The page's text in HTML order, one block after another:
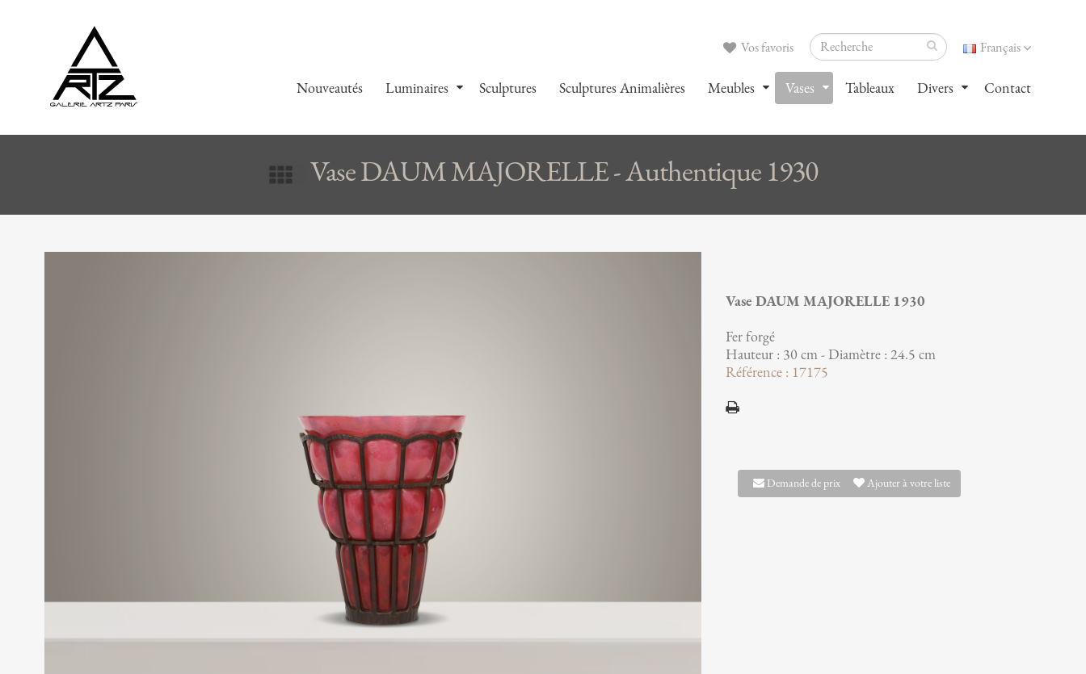
Français
Vos favoris
Nouveautés Luminaires Sculptures Sculptures Animalières Meubles Vases Tableaux Divers Contact
Vase DAUM MAJORELLE - Authentique 1930
Vase DAUM MAJORELLE 1930
Fer forgé
Hauteur : 30 cm - Diamètre : 24.5 cm
Référence : 17175
Demande de prix Ajouter à votre liste